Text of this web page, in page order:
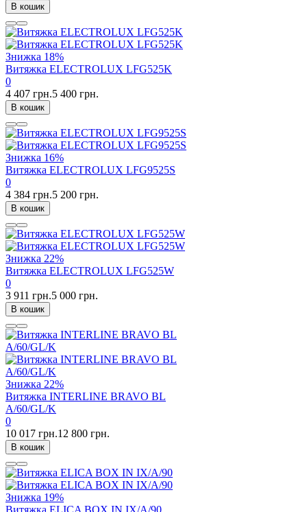
В кошик
Знижка 18%
Витяжка ELECTROLUX LFG525K
0
4 407 грн.5 400 грн.
В кошик
Знижка 16%
Витяжка ELECTROLUX LFG9525S
0
4 384 грн.5 200 грн.
В кошик
Знижка 22%
Витяжка ELECTROLUX LFG525W
0
3 911 грн.5 000 грн.
В кошик
Знижка 22%
Витяжка INTERLINE BRAVO BL
A/60/GL/K
0
10 017 грн.12 800 грн.
В кошик
Знижка 19%